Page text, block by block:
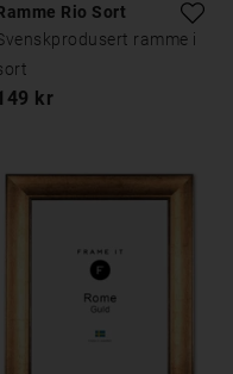
Rio Sort
ramme i
kr